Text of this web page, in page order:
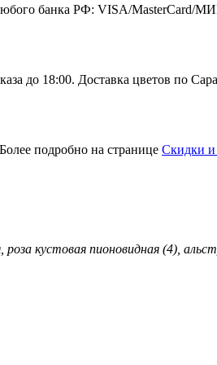
банка РФ: VISA/MasterCard/
до 18:00. Доставка цветов по
подробно на странице Скидки
кустовая пионовидная (4),